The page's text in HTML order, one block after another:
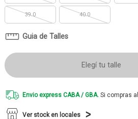
39.0 40.0
Guia de Talles
Elegí tu talle
Envio express CABA / GBA. Si compras
Ver stock en locales